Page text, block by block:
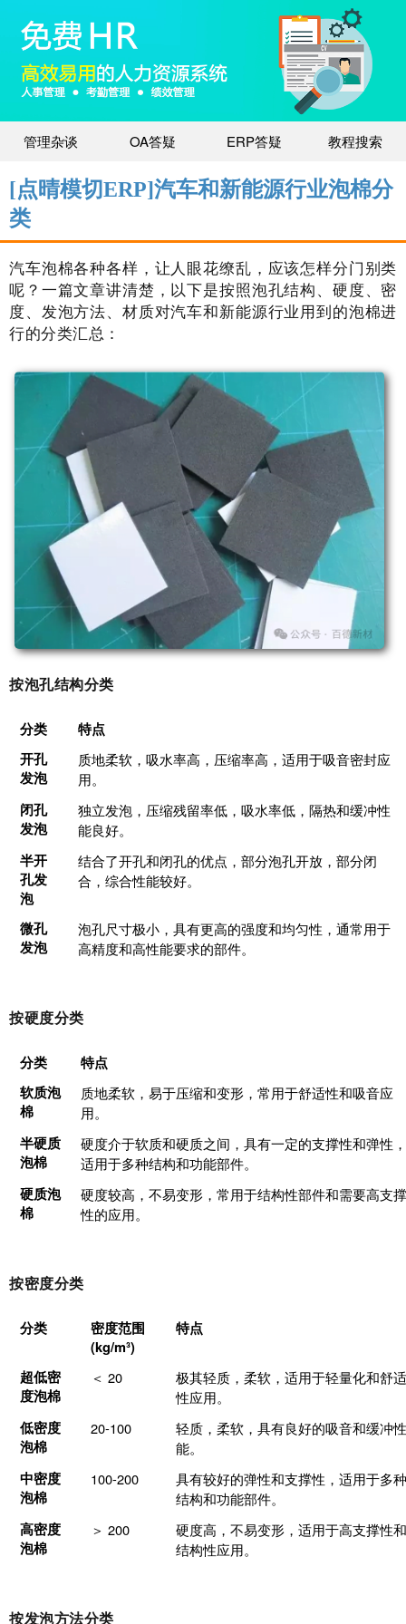
管理杂谈 OA答疑 ERP答疑 教程搜索
[点晴模切ERP]汽车和新能源行业泡棉分
类
汽车泡棉各种各样，让人眼花缭乱，应该怎样分门别类
呢？一篇文章讲清楚，以下是按照泡孔结构、硬度、密
度、发泡方法、材质对汽车和新能源行业用到的泡棉进
行的分类汇总：
按泡孔结构分类
分类
特点
开孔
发泡
质地柔软，吸水率高，压缩率高，适用于吸音密封应
用。
闭孔
发泡
独立发泡，压缩残留率低，吸水率低，隔热和缓冲性
能良好。
半开
孔发
泡
结合了开孔和闭孔的优点，部分泡孔开放，部分闭
合，综合性能较好。
微孔
发泡
泡孔尺寸极小，具有更高的强度和均匀性，通常用于
高精度和高性能要求的部件。
按硬度分类
分类
特点
软质泡
棉
质地柔软，易于压缩和变形，常用于舒适性和吸音应
用。
半硬质
泡棉
硬度介于软质和硬质之间，具有一定的支撑性和弹性，
适用于多种结构和功能部件。
硬质泡
棉
硬度较高，不易变形，常用于结构性部件和需要高支撑
性的应用。
按密度分类
分类
密度范围
(kg/m³)
特点
超低密
度泡棉
＜ 20
极其轻质，柔软，适用于轻量化和舒适
性应用。
低密度
泡棉
20-100
轻质，柔软，具有良好的吸音和缓冲性
能。
中密度
泡棉
100-200
具有较好的弹性和支撑性，适用于多种
结构和功能部件。
高密度
泡棉
＞ 200
硬度高，不易变形，适用于高支撑性和
结构性应用。
按发泡方法分类